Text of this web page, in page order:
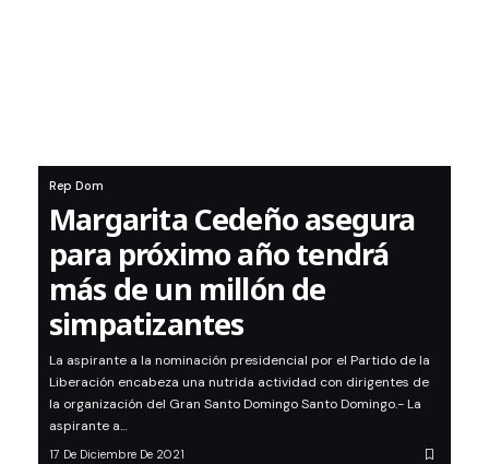
Rep Dom
Margarita Cedeño asegura
para próximo año tendrá
más de un millón de
simpatizantes
La aspirante a la nominación presidencial por el Partido de la
Liberación encabeza una nutrida actividad con dirigentes de
la organización del Gran Santo Domingo Santo Domingo.- La
aspirante a…
17 De Diciembre De 2021